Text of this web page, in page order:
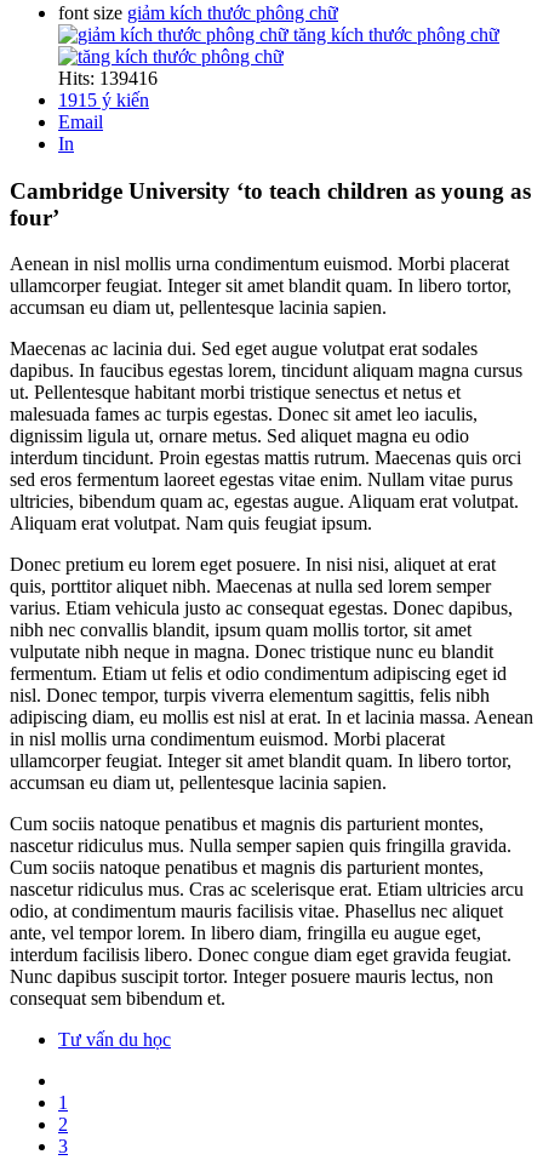
font size giảm kích thước phông chữ
tăng kích thước phông chữ
Hits: 139416
1915 ý kiến
Email
In
Cambridge University ‘to teach children as young as
four’
Aenean in nisl mollis urna condimentum euismod. Morbi placerat
ullamcorper feugiat. Integer sit amet blandit quam. In libero tortor,
accumsan eu diam ut, pellentesque lacinia sapien.
Maecenas ac lacinia dui. Sed eget augue volutpat erat sodales
dapibus. In faucibus egestas lorem, tincidunt aliquam magna cursus
ut. Pellentesque habitant morbi tristique senectus et netus et
malesuada fames ac turpis egestas. Donec sit amet leo iaculis,
dignissim ligula ut, ornare metus. Sed aliquet magna eu odio
interdum tincidunt. Proin egestas mattis rutrum. Maecenas quis orci
sed eros fermentum laoreet egestas vitae enim. Nullam vitae purus
ultricies, bibendum quam ac, egestas augue. Aliquam erat volutpat.
Aliquam erat volutpat. Nam quis feugiat ipsum.
Donec pretium eu lorem eget posuere. In nisi nisi, aliquet at erat
quis, porttitor aliquet nibh. Maecenas at nulla sed lorem semper
varius. Etiam vehicula justo ac consequat egestas. Donec dapibus,
nibh nec convallis blandit, ipsum quam mollis tortor, sit amet
vulputate nibh neque in magna. Donec tristique nunc eu blandit
fermentum. Etiam ut felis et odio condimentum adipiscing eget id
nisl. Donec tempor, turpis viverra elementum sagittis, felis nibh
adipiscing diam, eu mollis est nisl at erat. In et lacinia massa. Aenean
in nisl mollis urna condimentum euismod. Morbi placerat
ullamcorper feugiat. Integer sit amet blandit quam. In libero tortor,
accumsan eu diam ut, pellentesque lacinia sapien.
Cum sociis natoque penatibus et magnis dis parturient montes,
nascetur ridiculus mus. Nulla semper sapien quis fringilla gravida.
Cum sociis natoque penatibus et magnis dis parturient montes,
nascetur ridiculus mus. Cras ac scelerisque erat. Etiam ultricies arcu
odio, at condimentum mauris facilisis vitae. Phasellus nec aliquet
ante, vel tempor lorem. In libero diam, fringilla eu augue eget,
interdum facilisis libero. Donec congue diam eget gravida feugiat.
Nunc dapibus suscipit tortor. Integer posuere mauris lectus, non
consequat sem bibendum et.
Tư vấn du học
1
2
3